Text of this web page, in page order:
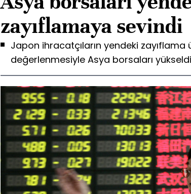
zayıflamaya sevindi
Japon ihracatçıların yendeki zayıflama
değerlenmesiyle Asya borsaları yükseldi